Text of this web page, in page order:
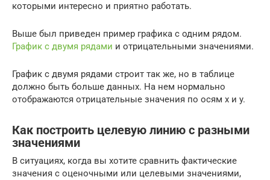
которыми интересно и приятно работать.
Выше был приведен пример графика с одним рядом.
График с двумя рядами и отрицательными значениями.
График с двумя рядами строит так же, но в таблице
должно быть больше данных. На нем нормально
отображаются отрицательные значения по осям x и y.
Как построить целевую линию с разными
значениями
В ситуациях, когда вы хотите сравнить фактические
значения с оценочными или целевыми значениями,